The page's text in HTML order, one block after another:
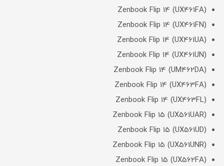
Zenbook Flip 14 (UX461FA)
Zenbook Flip 14 (UX461FN)
Zenbook Flip 14 (UX461UA)
Zenbook Flip 14 (UX461UN)
Zenbook Flip 14 (UM462DA)
Zenbook Flip 14 (UX463FA)
Zenbook Flip 14 (UX463FL)
Zenbook Flip 15 (UX561UAR)
Zenbook Flip 15 (UX561UD)
Zenbook Flip 15 (UX561UNR)
Zenbook Flip 15 (UX562FA)